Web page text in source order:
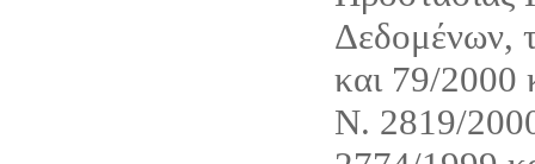
Δεδομένων,
και 79/2000
Ν. 2819/